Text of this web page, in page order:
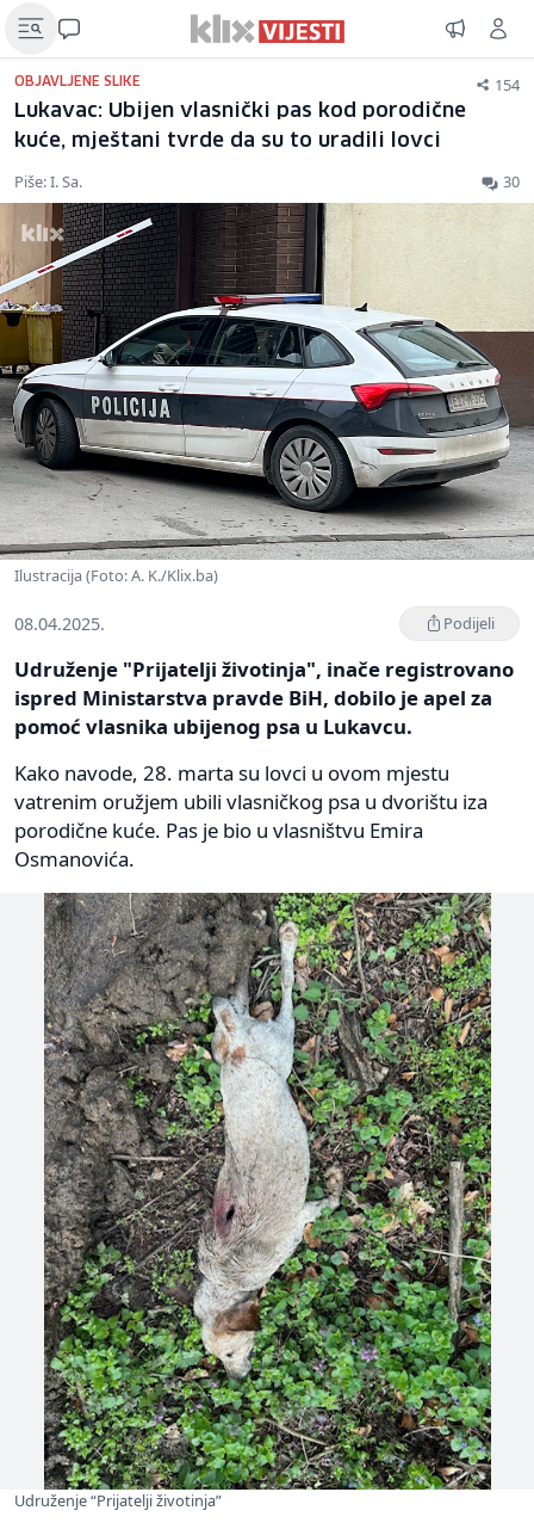
OBJAVLJENE SLIKE 154
Lukavac: Ubijen vlasnički pas kod porodične
kuće, mještani tvrde da su to uradili lovci
Piše: I. Sa. 30
Ilustracija (Foto: A. K./Klix.ba)
08.04.2025. Podijeli
Udruženje "Prijatelji životinja", inače registrovano
ispred Ministarstva pravde BiH, dobilo je apel za
pomoć vlasnika ubijenog psa u Lukavcu.
Kako navode, 28. marta su lovci u ovom mjestu
vatrenim oružjem ubili vlasničkog psa u dvorištu iza
porodične kuće. Pas je bio u vlasništvu Emira
Osmanovića.
Udruženje “Prijatelji životinja”